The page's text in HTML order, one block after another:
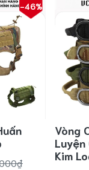
-46%
Vòng
Luyện
Kim